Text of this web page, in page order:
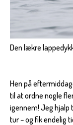
Den lækre
Hen på
til at ordne nogle
igennem! Jeg hjalp
tur – og fik endelig